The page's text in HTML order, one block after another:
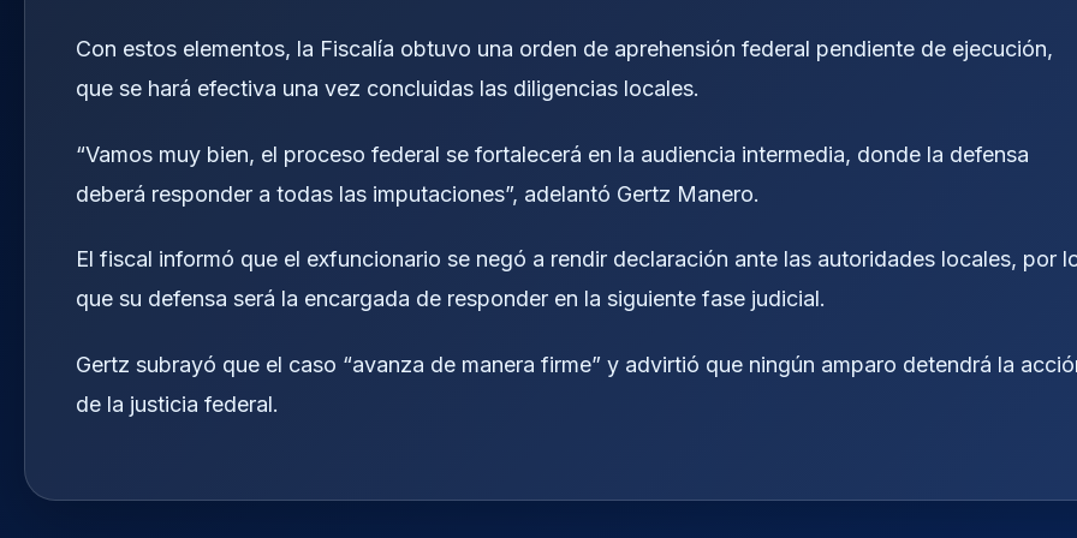
Con estos elementos, la Fiscalía obtuvo una orden de aprehensión federal pendiente de ejecución,
que se hará efectiva una vez concluidas las diligencias locales.
“Vamos muy bien, el proceso federal se fortalecerá en la audiencia intermedia, donde la defensa
deberá responder a todas las imputaciones”, adelantó Gertz Manero.
El fiscal informó que el exfuncionario se negó a rendir declaración ante las autoridades locales, por
que su defensa será la encargada de responder en la siguiente fase judicial.
Gertz subrayó que el caso “avanza de manera firme” y advirtió que ningún amparo detendrá la
de la justicia federal.